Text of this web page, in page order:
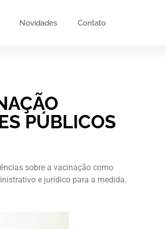
Novidades Contato
PÚBLICOS
sobre a vacinação como
e jurídico para a medida.